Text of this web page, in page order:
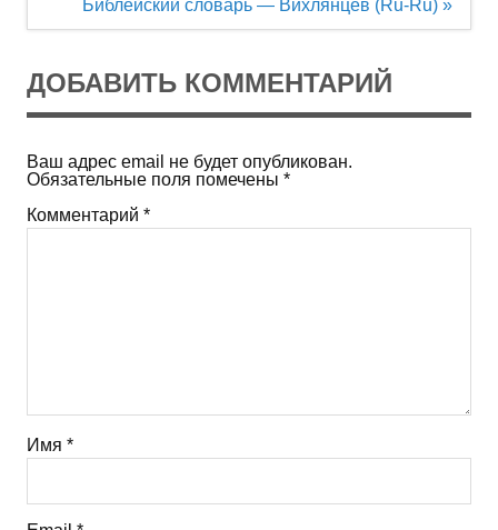
Библейский словарь — Вихлянцев (Ru-Ru) »
ДОБАВИТЬ КОММЕНТАРИЙ
Ваш адрес email не будет опубликован.
Обязательные поля помечены *
Комментарий *
Имя *